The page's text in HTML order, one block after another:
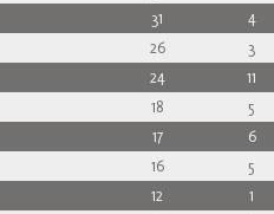
31
4
26
3
24
11
18
5
17
6
16
5
12
1